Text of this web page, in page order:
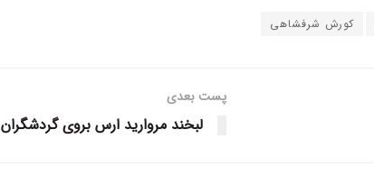
کورش شرفشاهی
پست بعدی
لبخند مروارید ارس بروی گردشگران